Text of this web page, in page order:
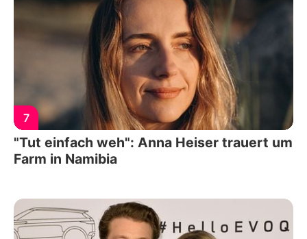
7
"Tut einfach weh": Anna Heiser trauert um
Farm in Namibia